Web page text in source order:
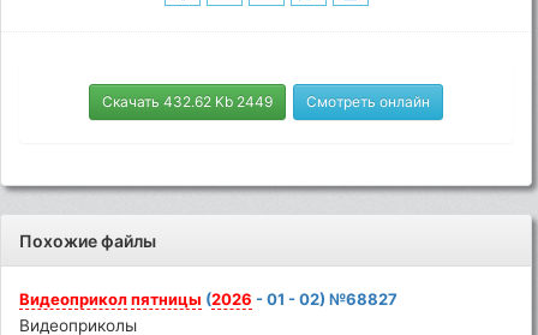
Скачать 432.62 Kb 2449 Смотреть онлайн
Похожие файлы
Видеоприкол пятницы (2026 - 01 - 02) №68827
Видеоприколы